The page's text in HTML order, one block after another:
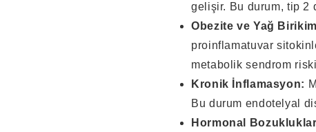
gelişir. Bu durum, tip 2
Obezite ve Yağ
proinflamatuvar
metabolik sendrom
Kronik İnflamasyon:
Bu durum endotelyal
Hormonal